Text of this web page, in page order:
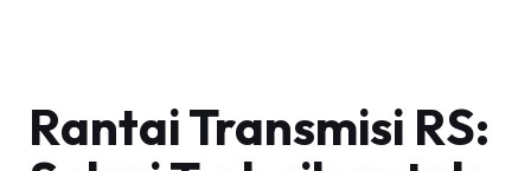
Rantai Transmisi RS: